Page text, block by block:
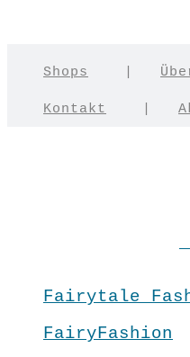
Shops
Kontakt
Fairytale
FairyFashion